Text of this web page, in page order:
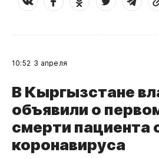
10:52 3 апреля
В Кыргызстане
объявили о
смерти пациента
коронавируса